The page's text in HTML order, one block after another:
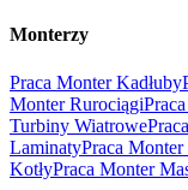
Monterzy
Praca Monter Kadłuby
Monter Rurociągi
Turbiny Wiatrowe
LaminatyPraca Monter
KotłyPraca Monter